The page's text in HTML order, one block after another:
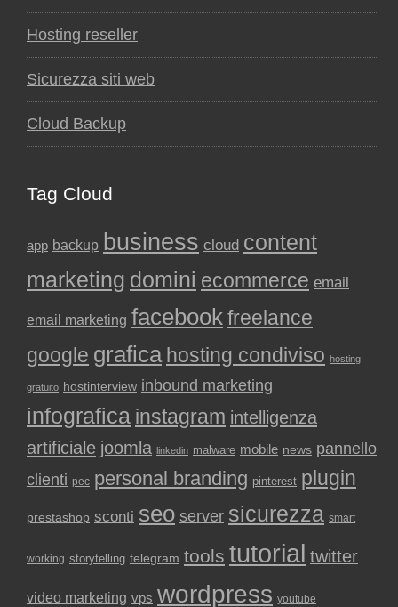
Hosting reseller
Sicurezza siti web
Cloud Backup
Tag Cloud
app backup business cloud content
marketing domini ecommerce email
email marketing facebookfreelance
google grafica hosting condiviso hosting
gratuito hostinterview inbound marketing
infografica instagram intelligenza
artificiale joomla linkedin malware mobile news pannello
clienti pec personal branding pinterest plugin
prestashop sconti seo server sicurezza smart
working storytelling telegram tools tutorial twitter
video marketing vps wordpress youtube